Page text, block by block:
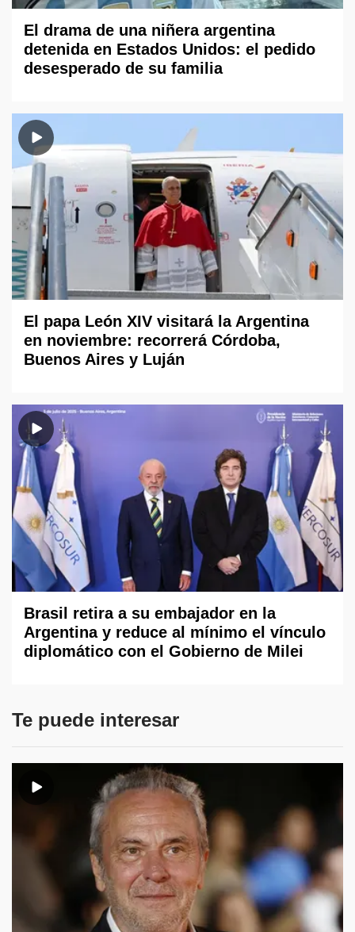
El drama de una niñera argentina
detenida en Estados Unidos: el pedido
desesperado de su familia
El papa León XIV visitará la Argentina
en noviembre: recorrerá Córdoba,
Buenos Aires y Luján
Brasil retira a su embajador en la
Argentina y reduce al mínimo el vínculo
diplomático con el Gobierno de Milei
Te puede interesar